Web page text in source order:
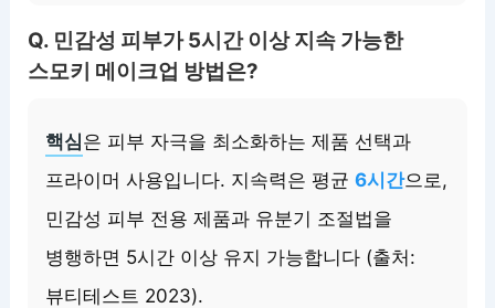
Q. 민감성 피부가 5시간 이상 지속 가능한
스모키 메이크업 방법은?
핵심은 피부 자극을 최소화하는 제품 선택과
프라이머 사용입니다. 지속력은 평균6시간으로,
민감성 피부 전용 제품과 유분기 조절법을
병행하면 5시간 이상 유지 가능합니다 (출처:
뷰티테스트 2023).